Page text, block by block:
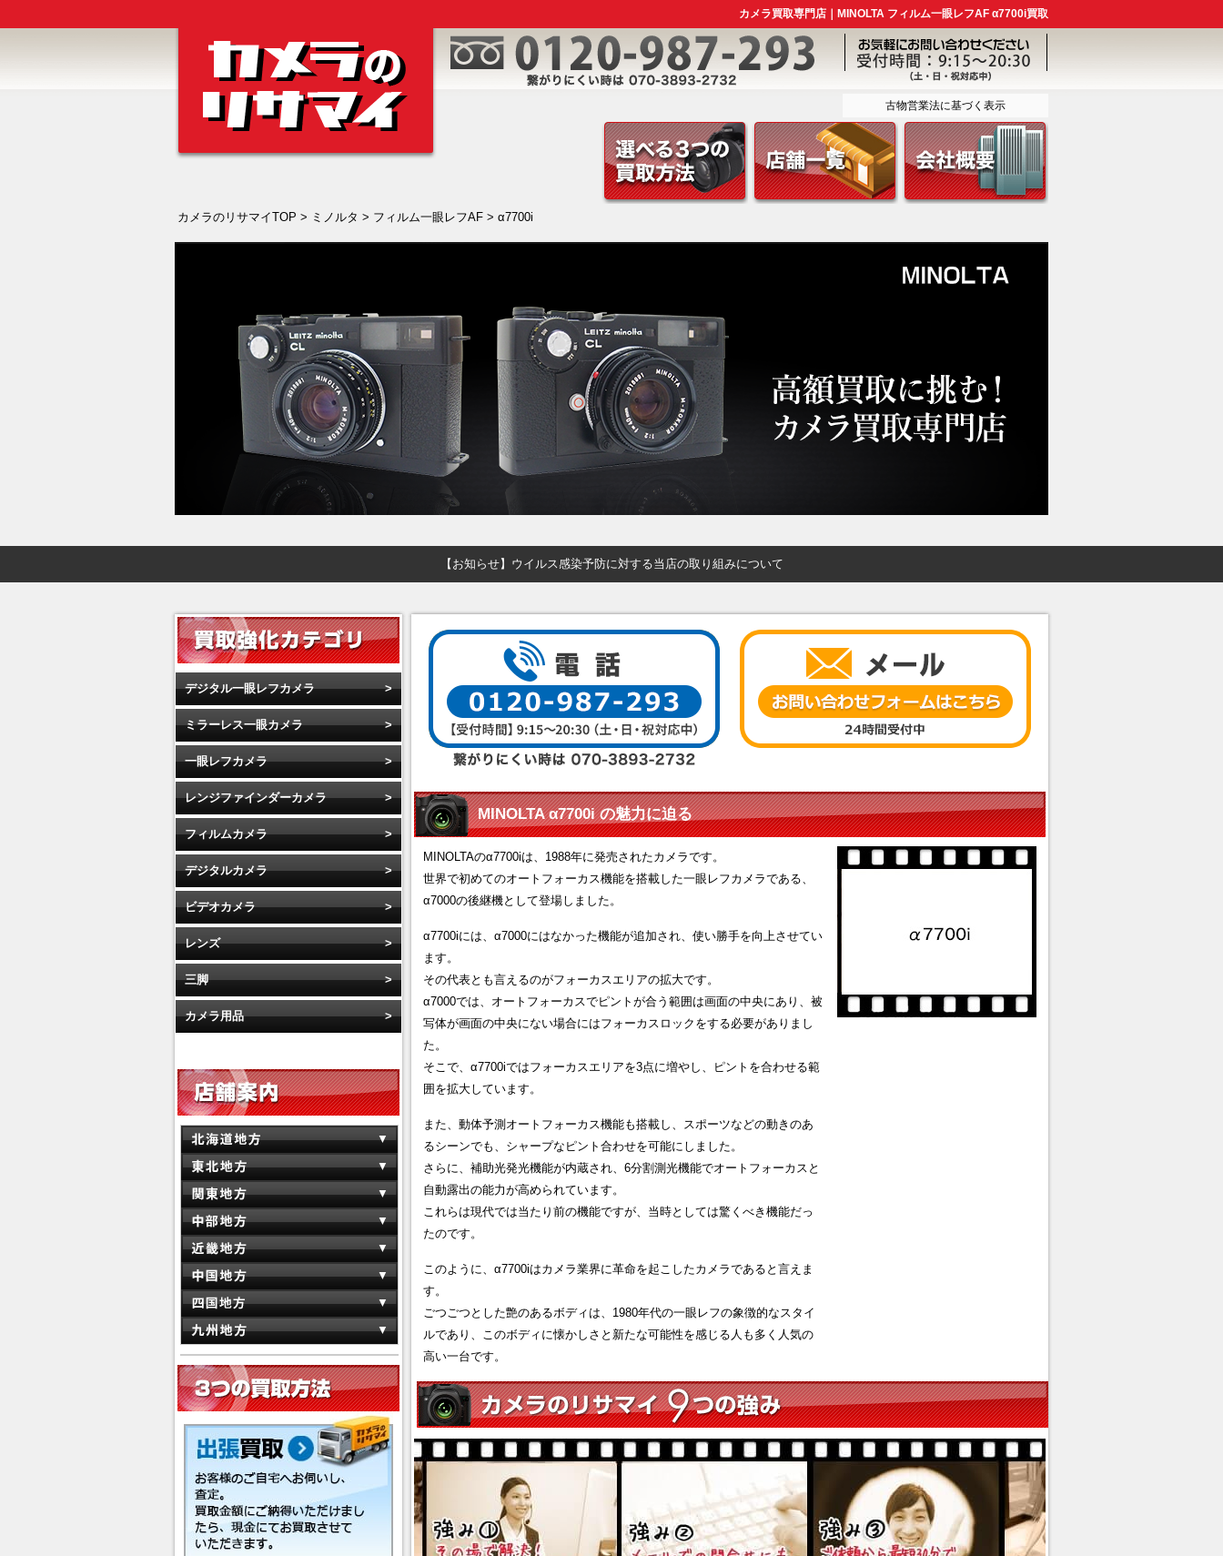
カメラ買取専門店｜MINOLTA フィルム一眼レフAF α7700i買取
古物営業法に基づく表示
カメラのリサマイTOP > ミノルタ > フィルム一眼レフAF> α7700i
【お知らせ】ウイルス感染予防に対する当店の取り組みについて
MINOLTA α7700i の魅力に迫る
MINOLTAのα7700iは、1988年に発売されたカメラです。
世界で初めてのオートフォーカス機能を搭載した一眼レフカメラである、
α7000の後継機として登場しました。
α7700iには、α7000にはなかった機能が追加され、使い勝手を向上させてい
ます。
その代表とも言えるのがフォーカスエリアの拡大です。
α7000では、オートフォーカスでピントが合う範囲は画面の中央にあり、被
写体が画面の中央にない場合にはフォーカスロックをする必要がありまし
た。
そこで、α7700iではフォーカスエリアを3点に増やし、ピントを合わせる範
囲を拡大しています。
また、動体予測オートフォーカス機能も搭載し、スポーツなどの動きのあ
るシーンでも、シャープなピント合わせを可能にしました。
さらに、補助光発光機能が内蔵され、6分割測光機能でオートフォーカスと
自動露出の能力が高められています。
これらは現代では当たり前の機能ですが、当時としては驚くべき機能だっ
たのです。
このように、α7700iはカメラ業界に革命を起こしたカメラであると言えま
す。
ごつごつとした艶のあるボディは、1980年代の一眼レフの象徴的なスタイ
ルであり、このボディに懐かしさと新たな可能性を感じる人も多く人気の
高い一台です。
デジタル一眼レフカメラ
ミラーレス一眼カメラ
一眼レフカメラ
レンジファインダーカメラ
フィルムカメラ
デジタルカメラ
ビデオカメラ
レンズ
三脚
カメラ用品